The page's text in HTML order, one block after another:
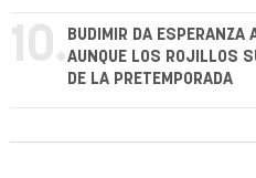
10. BUDIMIR DA
AUNQUE LOS ROJILLOS
DE LA PRETEMPORADA